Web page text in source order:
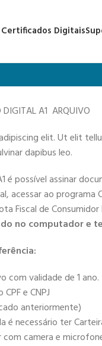
Certificados Digitais
DIGITAL A1 ARQUIVO
elit. Ut elit
dapibus leo.
é possível assinar
acessar ao programa
Fiscal de
no computador e
com validade de 1 ano.
e CNPJ
anteriormente)
necessário ter
camera e